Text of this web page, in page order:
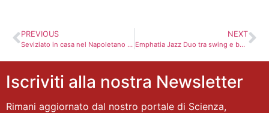
PREVIOUS
Seviziato in casa nel Napoletano da banditi con roncola
NEXT
Emphatia Jazz Duo tra swing e bossa dal vivo all’Elegance Cafè
Iscriviti alla nostra Newsletter
Rimani aggiornato dal nostro portale di Scienza,